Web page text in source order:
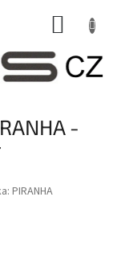
-
PIRANHA